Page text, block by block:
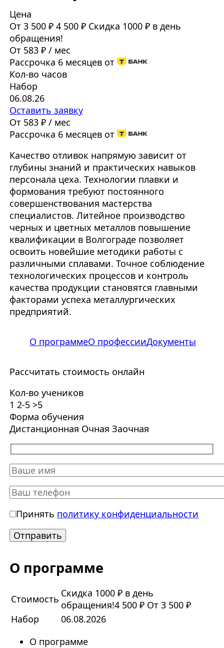
Цена
От 3 500 ₽ 4 500 ₽ Скидка 1000 ₽ в день
обращения!
От 583 ₽ / мес
Рассрочка 6 месяцев от
Кол-во часов
Набор
06.08.26
Оставить заявку
От 583 ₽ / мес
Рассрочка 6 месяцев от
Качество отливок напрямую зависит от
глубины знаний и практических навыков
персонала цеха. Технологии плавки и
формования требуют постоянного
совершенствования мастерства
специалистов. Литейное производство
черных и цветных металлов повышение
квалификации в Волгограде позволяет
освоить новейшие методики работы с
различными сплавами. Точное соблюдение
технологических процессов и контроль
качества продукции становятся главными
факторами успеха металлургических
предприятий.
О программеО профессииДокументы
Рассчитать стоимость онлайн
Кол-во учеников
1 2-5 >5
Форма обучения
Дистанционная Очная Заочная
Принять политику конфиденциальности
О программе
Стоимость Скидка 1000 ₽ в день
обращения!4 500 ₽ От 3 500 ₽
Набор
06.08.2026
О программе